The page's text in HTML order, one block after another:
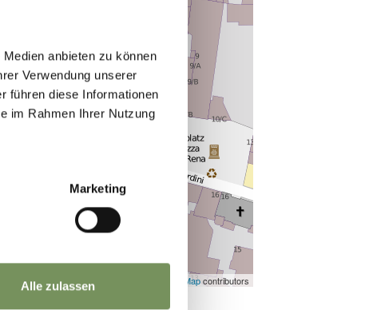
anbieten zu können
Verwendung unserer
führen diese Informationen
im Rahmen Ihrer Nutzung
Marketing
Alle zulassen OpenStreetMapcontributors